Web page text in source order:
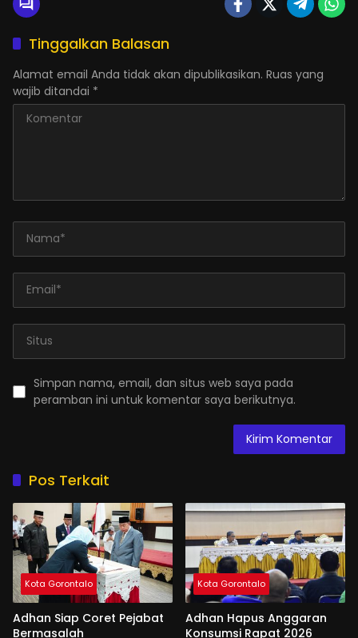
Tinggalkan Balasan
Alamat email Anda tidak akan dipublikasikan. Ruas yang
wajib ditandai *
Simpan nama, email, dan situs web saya pada
peramban ini untuk komentar saya berikutnya.
Pos Terkait
Kota Gorontalo
Adhan Siap Coret Pejabat
Bermasalah
Kota Gorontalo
Adhan Hapus Anggaran
Konsumsi Rapat 2026